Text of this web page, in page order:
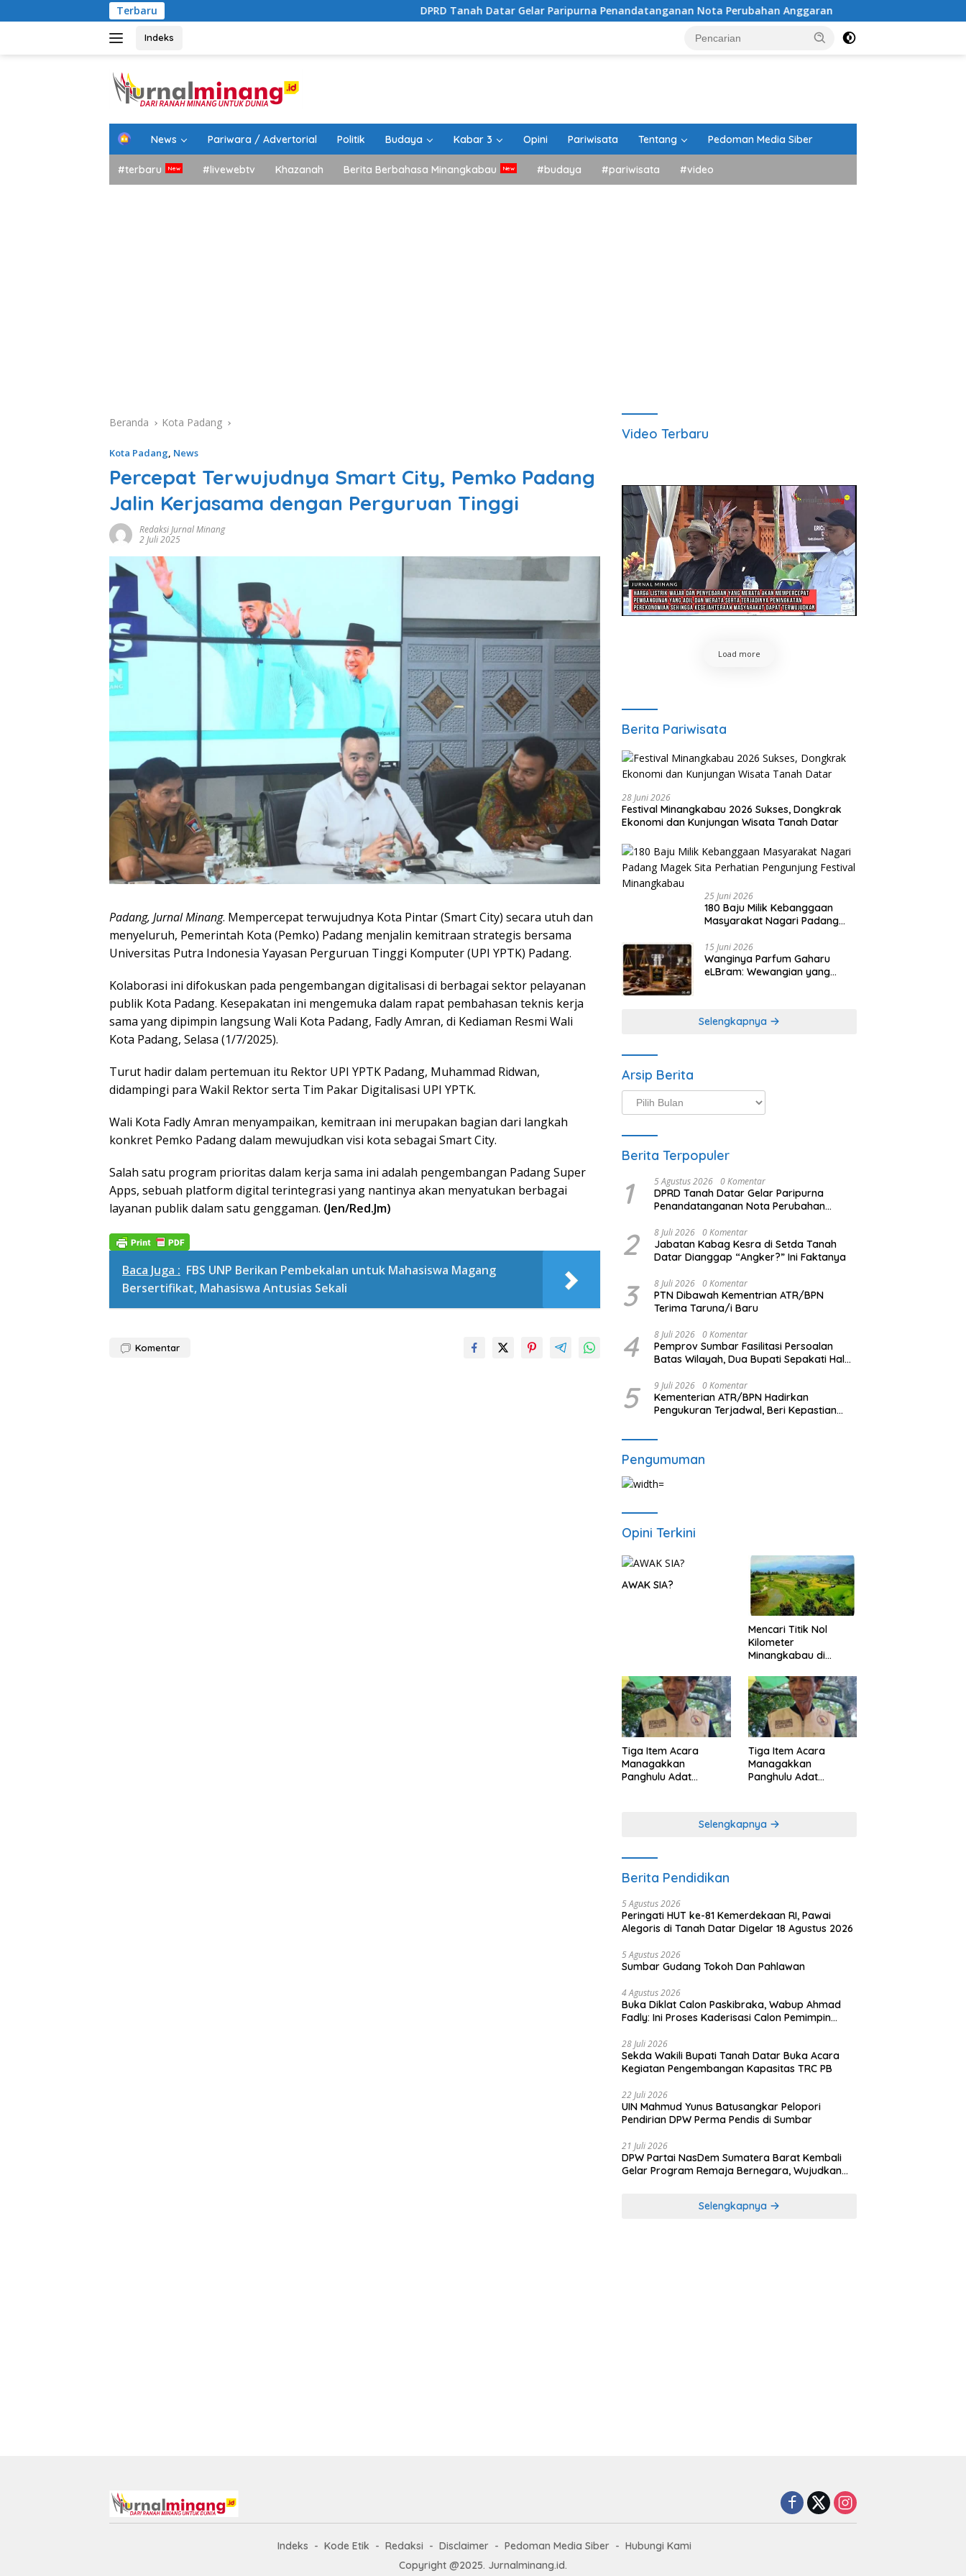
ke
Terbaru DPRD Tanah Datar Gelar Paripurna Penandatanganan Nota Perubahan Anggaran Peringati HUT ke-81
Indeks
H
m
e
News Pariwara / Advertorial Politik Budaya Kabar 3 Opini Pariwisata Tentang Pedoman Media Siber
#terbaru #livewebtv Khazanah Berita Berbahasa Minangkabau #budaya #pariwisata #video
Beranda Kota Padang
Kota Padang, News
Percepat Terwujudnya Smart City, Pemko Padang
Jalin Kerjasama dengan Perguruan Tinggi
Redaksi Jurnal Minang
2 Juli 2025
Padang, Jurnal Minang. Mempercepat terwujudnya Kota Pintar (Smart City) secara utuh dan
menyeluruh, Pemerintah Kota (Pemko) Padang menjalin kemitraan strategis bersama
Universitas Putra Indonesia Yayasan Perguruan Tinggi Komputer (UPI YPTK) Padang.
Kolaborasi ini difokuskan pada pengembangan digitalisasi di berbagai sektor pelayanan
publik Kota Padang. Kesepakatan ini mengemuka dalam rapat pembahasan teknis kerja
sama yang dipimpin langsung Wali Kota Padang, Fadly Amran, di Kediaman Resmi Wali
Kota Padang, Selasa (1/7/2025).
Turut hadir dalam pertemuan itu Rektor UPI YPTK Padang, Muhammad Ridwan,
didampingi para Wakil Rektor serta Tim Pakar Digitalisasi UPI YPTK.
Wali Kota Fadly Amran menyampaikan, kemitraan ini merupakan bagian dari langkah
konkret Pemko Padang dalam mewujudkan visi kota sebagai Smart City.
Salah satu program prioritas dalam kerja sama ini adalah pengembangan Padang Super
Apps, sebuah platform digital terintegrasi yang nantinya akan menyatukan berbagai
layanan publik dalam satu genggaman. (Jen/Red.Jm)
Baca Juga : FBS UNP Berikan Pembekalan untuk Mahasiswa Magang
Bersertifikat, Mahasiswa Antusias Sekali
Komentar
Video Terbaru
Load more
Berita Pariwisata
28 Juni 2026
Festival Minangkabau 2026 Sukses, Dongkrak
Ekonomi dan Kunjungan Wisata Tanah Datar
25 Juni 2026
180 Baju Milik Kebanggaan
Masyarakat Nagari Padang
Pengunjung Festival
Minangkabau
15 Juni 2026
Wanginya Parfum Gaharu
eLBram: Wewangian yang
Selengkapnya
Arsip Berita
Arsip
Berita
Berita Terpopuler
1 5 Agustus 2026 0 Komentar
DPRD Tanah Datar Gelar Paripurna
Penandatanganan Nota Perubahan
2 8 Juli 2026 0 Komentar
Jabatan Kabag Kesra di Setda Tanah
Datar Dianggap “Angker?” Ini Faktanya
3 8 Juli 2026 0 Komentar
PTN Dibawah Kementrian ATR/BPN
Terima Taruna/i Baru
4 8 Juli 2026 0 Komentar
Pemprov Sumbar Fasilitasi Persoalan
Batas Wilayah, Dua Bupati Sepakati Hal
5 9 Juli 2026 0 Komentar
Kementerian ATR/BPN Hadirkan
Pengukuran Terjadwal, Beri Kepastian
Pengumuman
Opini Terkini
AWAK SIA?
Mencari Titik Nol
Kilometer
Minangkabau di
Dimanakah Lokasi
nya?
Tiga Item Acara
Managakkan
Panghulu Adat
Tiga Item Acara
Managakkan
Panghulu Adat
Selengkapnya
Berita Pendidikan
5 Agustus 2026
Peringati HUT ke-81 Kemerdekaan RI, Pawai
Alegoris di Tanah Datar Digelar 18 Agustus 2026
5 Agustus 2026
Sumbar Gudang Tokoh Dan Pahlawan
4 Agustus 2026
Buka Diklat Calon Paskibraka, Wabup Ahmad
Fadly: Ini Proses Kaderisasi Calon Pemimpin
28 Juli 2026
Sekda Wakili Bupati Tanah Datar Buka Acara
Kegiatan Pengembangan Kapasitas TRC PB
22 Juli 2026
UIN Mahmud Yunus Batusangkar Pelopori
Pendirian DPW Perma Pendis di Sumbar
21 Juli 2026
DPW Partai NasDem Sumatera Barat Kembali
Gelar Program Remaja Bernegara, Wujudkan
Selengkapnya
Indeks Kode Etik Redaksi Disclaimer Pedoman Media Siber
Hubungi Kami
Copyright @2025. Jurnalminang.id.